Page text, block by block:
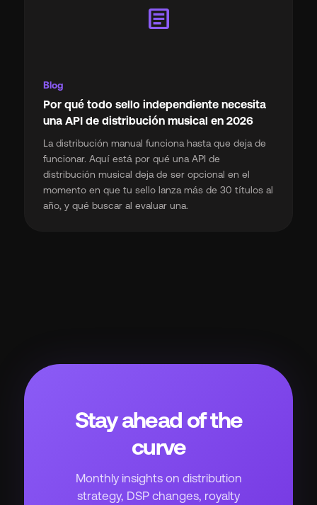
article
Blog
Por qué todo sello independiente necesita
una API de distribución musical en 2026
La distribución manual funciona hasta que deja de
funcionar. Aquí está por qué una API de
distribución musical deja de ser opcional en el
momento en que tu sello lanza más de 30 títulos al
año, y qué buscar al evaluar una.
Stay ahead of the
curve
Monthly insights on distribution
strategy, DSP changes, royalty